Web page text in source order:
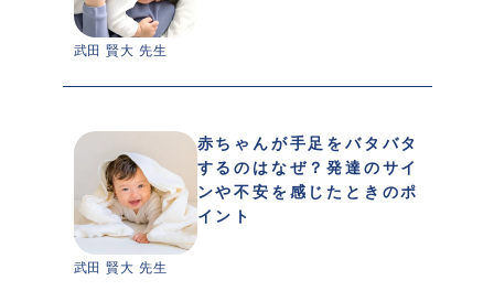
武田 賢大 先生
赤ちゃんが手足をバタバタ
するのはなぜ？発達のサイ
ンや不安を感じたときのポ
イント
武田 賢大 先生